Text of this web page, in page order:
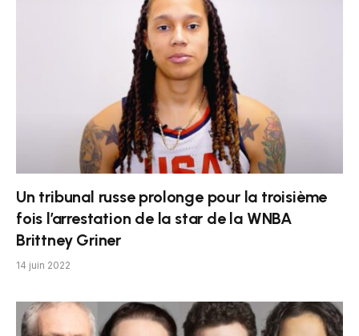
Un tribunal russe prolonge pour la troisième
fois l’arrestation de la star de la WNBA
Brittney Griner
14 juin 2022